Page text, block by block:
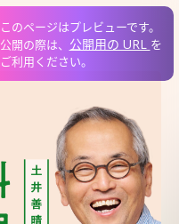
このページはプレビューです。
公開の際は、 公開用の URL を
ご利用ください。